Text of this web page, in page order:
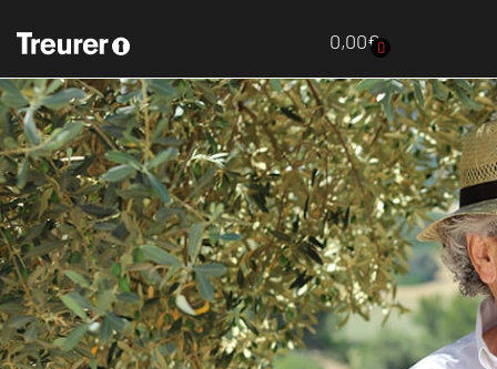
0,00€0